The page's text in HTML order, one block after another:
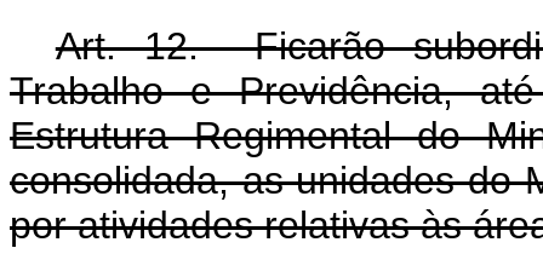
Art. 12. Ficarão
Trabalho e Previdência,
Estrutura Regimental do
consolidada, as unidades do
por atividades relativas às